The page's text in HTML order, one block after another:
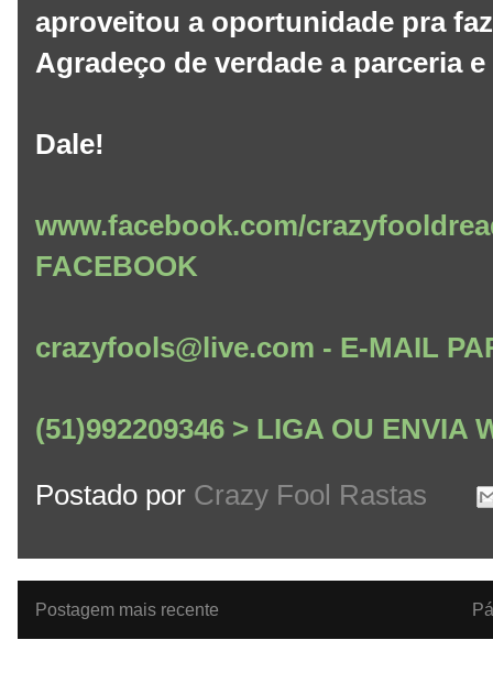
aproveitou a oportunidade pra
Agradeço de verdade a parceria
Dale!
www.facebook.com/
FACEBOOK
crazyfools@live.com - E-MAIL
(51)992209346 > LIGA OU ENVIA
Postado por Crazy Fool Rastas
Postagem mais recente